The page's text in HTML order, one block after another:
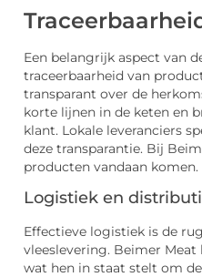
Een belangrijk aspect van
traceerbaarheid van
transparant over de
korte lijnen in de keten en
klant. Lokale leveranciers
deze transparantie. Bij
producten vandaan komen.
Logistiek en
Effectieve logistiek is de
vleeslevering. Beimer Meat
wat hen in staat stelt om